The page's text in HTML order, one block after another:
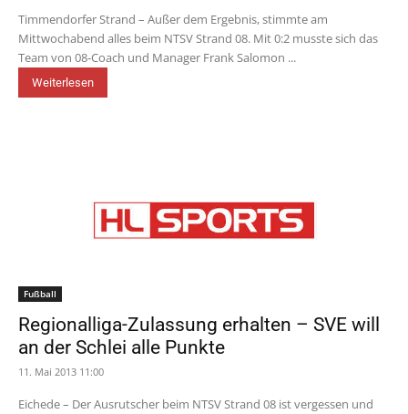
Timmendorfer Strand – Außer dem Ergebnis, stimmte am
Mittwochabend alles beim NTSV Strand 08. Mit 0:2 musste sich das
Team von 08-Coach und Manager Frank Salomon ...
Weiterlesen
Fußball
Regionalliga-Zulassung erhalten – SVE will
an der Schlei alle Punkte
11. Mai 2013 11:00
Eichede – Der Ausrutscher beim NTSV Strand 08 ist vergessen und